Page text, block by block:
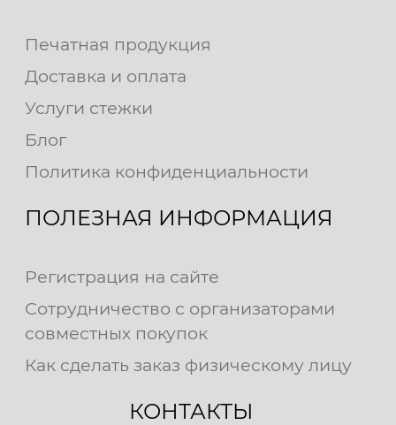
Печатная продукция
Доставка и оплата
Услуги стежки
Блог
Политика конфиденциальности
ПОЛЕЗНАЯ ИНФОРМАЦИЯ
Регистрация на сайте
Сотрудничество с организаторами
совместных покупок
Как сделать заказ физическому лицу
КОНТАКТЫ